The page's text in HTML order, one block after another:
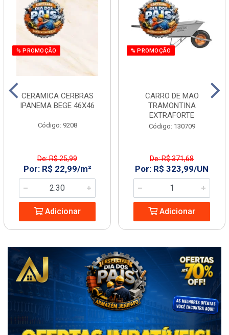
% PROMOÇÃO
CERAMICA CERBRAS
IPANEMA BEGE 46X46
Código: 9208
De: R$ 25,99
Por: R$ 22,99/m²
Adicionar
% PROMOÇÃO
CARRO DE MAO
TRAMONTINA
EXTRAFORTE
Código: 130709
De: R$ 371,68
Por: R$ 323,99/UN
Adicionar